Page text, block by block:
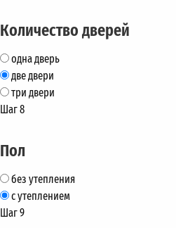
Количество дверей
одна дверь
две двери
три двери
Шаг 8
Пол
без утепления
с утеплением
Шаг 9